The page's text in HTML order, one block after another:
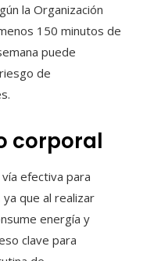
la Organización
150 minutos de
puede
de
corporal
efectiva para
que al realizar
energía y
clave para